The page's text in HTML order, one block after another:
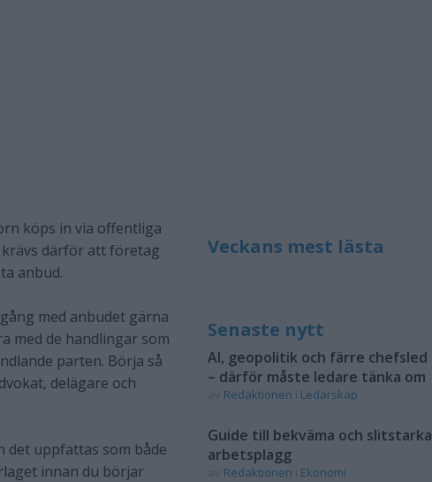
köps in via offentliga
därför att företag
anbud.
med anbudet gärna
med de handlingar som
parten. Börja så
delägare och
uppfattas som både
innan du börjar
Veckans mest lästa
Senaste nytt
AI, geopolitik och färre chefsled
– därför måste ledare tänka om
Redaktionen Ledarskap
Guide till bekväma och slitstarka
arbetsplagg
Redaktionen Ekonomi